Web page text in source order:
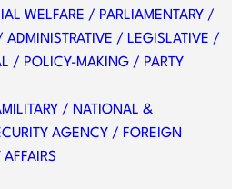
WELFARE / PARLIAMENTARY /
/ LEGISLATIVE /
/ POLICY-MAKING / PARTY
/ NATIONAL &
AGENCY / FOREIGN